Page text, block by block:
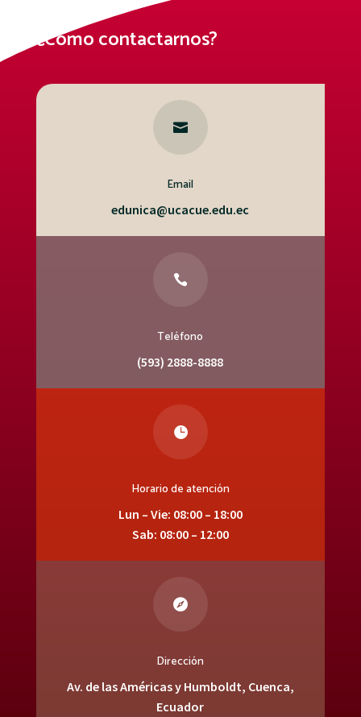
¿Cómo contactarnos?

Email
edunica@ucacue.edu.ec

Teléfono
(593) 2888-8888

Horario de atención
Lun – Vie: 08:00 – 18:00
Sab: 08:00 – 12:00

Dirección
Av. de las Américas y Humboldt, Cuenca,
Ecuador